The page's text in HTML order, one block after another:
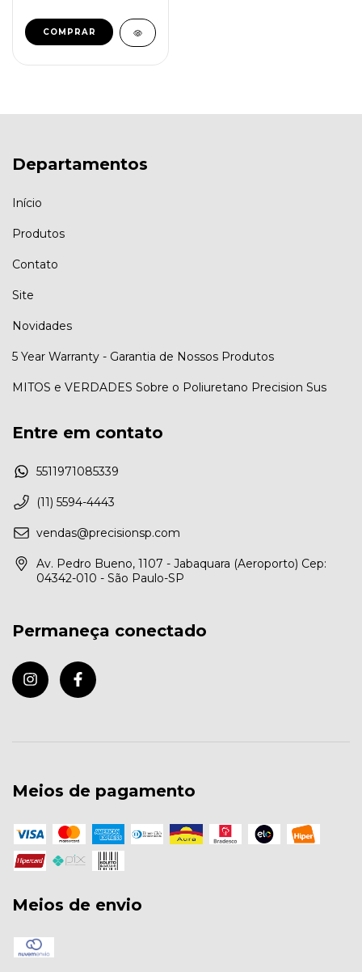
Departamentos
Início
Produtos
Contato
Site
Novidades
5 Year Warranty - Garantia de Nossos Produtos
MITOS e VERDADES Sobre o Poliuretano Precision Sus
Entre em contato
5511971085339
(11) 5594-4443
vendas@precisionsp.com
Av. Pedro Bueno, 1107 - Jabaquara (Aeroporto) Cep:
04342-010 - São Paulo-SP
Permaneça conectado
Meios de pagamento
Meios de envio